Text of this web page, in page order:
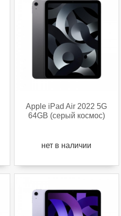
Apple iPad Air 2022 5G
64GB (серый космос)
нет в наличии